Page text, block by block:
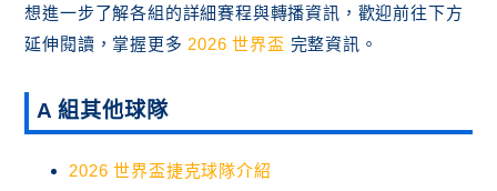
想進一步了解各組的詳細賽程與轉播資訊，歡迎前往下方
延伸閱讀，掌握更多 2026 世界盃 完整資訊。
A 組其他球隊
2026 世界盃捷克球隊介紹